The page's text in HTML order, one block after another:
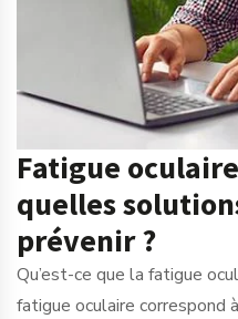
Fatigue
quelles
prévenir ?
Qu’est-ce que la fatigue
fatigue oculaire correspond